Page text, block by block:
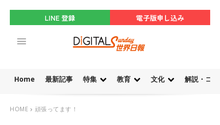
LINE 登録 電子版申し込み
Home 最新記事 特集 教育 文化 解説・コ
HOME 頑張ってます！